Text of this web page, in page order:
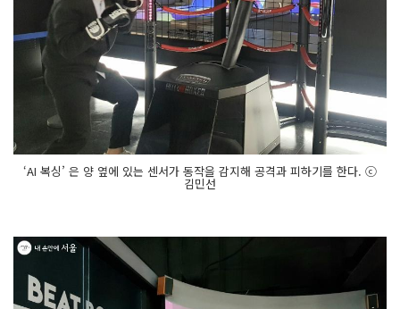
‘AI 복싱’ 은 양 옆에 있는 센서가 동작을 감지해 공격과 피하기를 한다. ⓒ
김민선